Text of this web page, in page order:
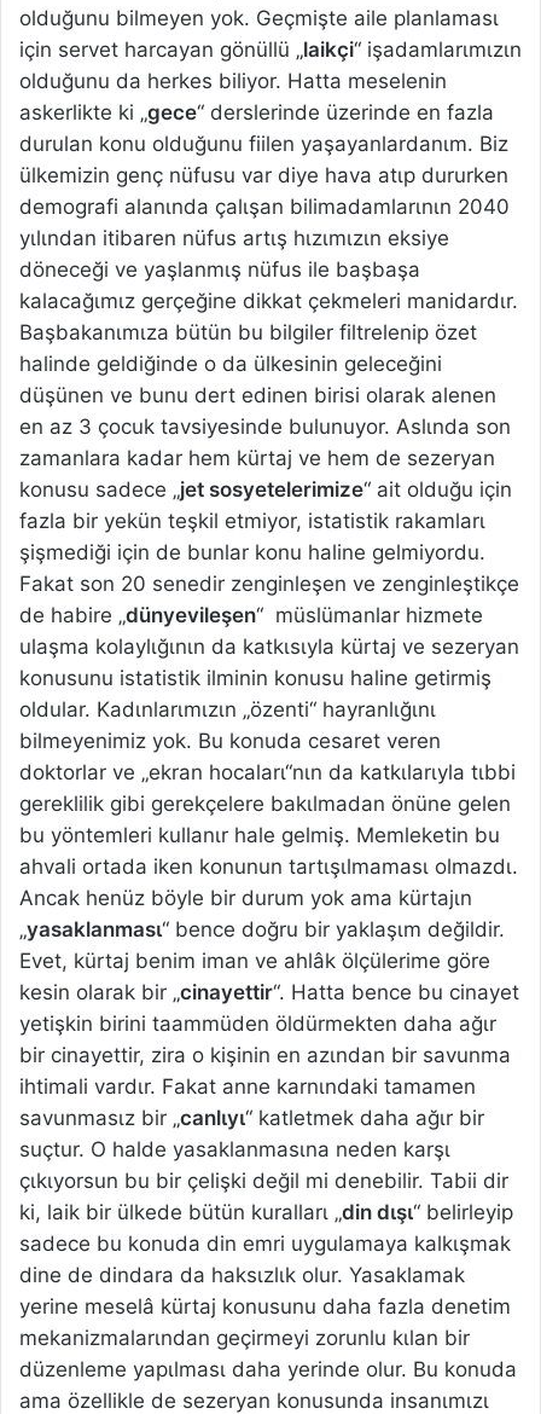
olduğunu bilmeyen yok. Geçmişte aile planlamasι
için servet harcayan gönüllü „laikçi“ işadamlarιmιzιn
olduğunu da herkes biliyor. Hatta meselenin
askerlikte ki „gece“ derslerinde üzerinde en fazla
durulan konu olduğunu fiilen yaşayanlardanιm. Biz
ülkemizin genç nüfusu var diye hava atιp dururken
demografi alanιnda çalιşan bilimadamlarιnιn 2040
yιlιndan itibaren nüfus artιş hιzιmιzιn eksiye
döneceği ve yaşlanmιş nüfus ile başbaşa
kalacağιmιz gerçeğine dikkat çekmeleri manidardιr.
Başbakanιmιza bütün bu bilgiler filtrelenip özet
halinde geldiğinde o da ülkesinin geleceğini
düşünen ve bunu dert edinen birisi olarak alenen
en az 3 çocuk tavsiyesinde bulunuyor. Aslιnda son
zamanlara kadar hem kürtaj ve hem de sezeryan
konusu sadece „jet sosyetelerimize“ ait olduğu için
fazla bir yekün teşkil etmiyor, istatistik rakamlarι
şişmediği için de bunlar konu haline gelmiyordu.
Fakat son 20 senedir zenginleşen ve zenginleştikçe
de habire „dünyevileşen“ müslümanlar hizmete
ulaşma kolaylιğιnιn da katkιsιyla kürtaj ve sezeryan
konusunu istatistik ilminin konusu haline getirmiş
oldular. Kadιnlarιmιzιn „özenti“ hayranlιğιnι
bilmeyenimiz yok. Bu konuda cesaret veren
doktorlar ve „ekran hocalarι“nιn da katkιlarιyla tιbbi
gereklilik gibi gerekçelere bakιlmadan önüne gelen
bu yöntemleri kullanιr hale gelmiş. Memleketin bu
ahvali ortada iken konunun tartιşιlmamasι olmazdι.
Ancak henüz böyle bir durum yok ama kürtajιn
„yasaklanmasι“ bence doğru bir yaklaşιm değildir.
Evet, kürtaj benim iman ve ahlâk ölçülerime göre
kesin olarak bir „cinayettir“. Hatta bence bu cinayet
yetişkin birini taammüden öldürmekten daha ağιr
bir cinayettir, zira o kişinin en azιndan bir savunma
ihtimali vardιr. Fakat anne karnιndaki tamamen
savunmasιz bir „canlιyι“ katletmek daha ağιr bir
suçtur. O halde yasaklanmasιna neden karşι
çιkιyorsun bu bir çelişki değil mi denebilir. Tabii dir
ki, laik bir ülkede bütün kurallarι „din dιşι“ belirleyip
sadece bu konuda din emri uygulamaya kalkιşmak
dine de dindara da haksιzlιk olur. Yasaklamak
yerine meselâ kürtaj konusunu daha fazla denetim
mekanizmalarιndan geçirmeyi zorunlu kιlan bir
düzenleme yapιlmasι daha yerinde olur. Bu konuda
ama özellikle de sezeryan konusunda insanιmιzι